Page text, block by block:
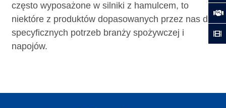
często wyposażone w silniki z hamulcem, to
niektóre z produktów dopasowanych przez nas dla
specyficznych potrzeb branży spożywczej i
napojów.